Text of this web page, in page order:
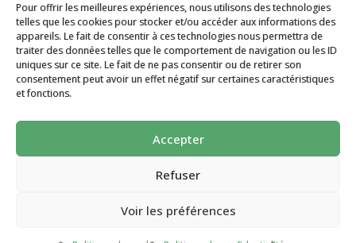
Pour offrir les meilleures expériences, nous utilisons des technologies
telles que les cookies pour stocker et/ou accéder aux informations des
appareils. Le fait de consentir à ces technologies nous permettra de
traiter des données telles que le comportement de navigation ou les ID
uniques sur ce site. Le fait de ne pas consentir ou de retirer son
consentement peut avoir un effet négatif sur certaines caractéristiques
et fonctions.
Accepter
Refuser
Voir les préférences
CATÉGORIES
La ferme Au Moulin 2026 - Tous droits
réservés